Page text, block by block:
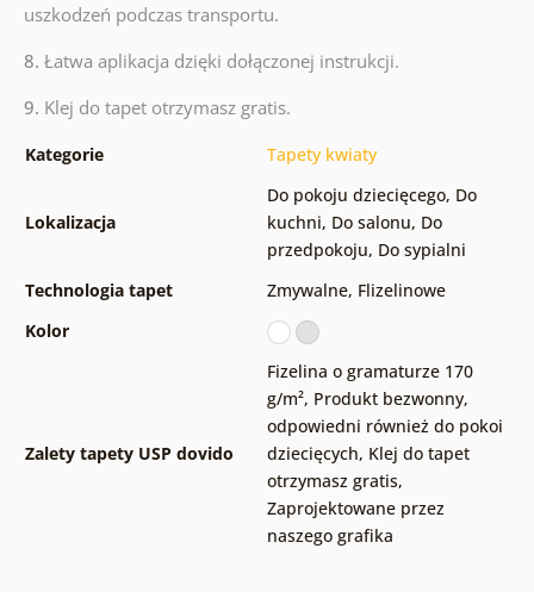
uszkodzeń podczas transportu.
8. Łatwa aplikacja dzięki dołączonej instrukcji.
9. Klej do tapet otrzymasz gratis.
Kategorie Tapety kwiaty
Lokalizacja
Do pokoju dziecięcego, Do
kuchni, Do salonu, Do
przedpokoju, Do sypialni
Technologia tapet
Zmywalne, Flizelinowe
Kolor
Zalety tapety USP dovido
Fizelina o gramaturze 170
g/m², Produkt bezwonny,
odpowiedni również do pokoi
dziecięcych, Klej do tapet
otrzymasz gratis,
Zaprojektowane przez
naszego grafika